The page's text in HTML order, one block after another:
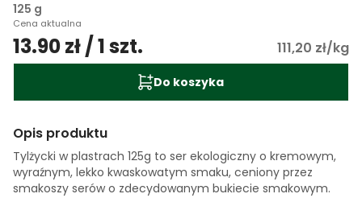
125 g
Cena aktualna
13.90 zł / 1 szt. 111,20 zł/kg
Do koszyka
Opis produktu
Tylżycki w plastrach 125g to ser ekologiczny o kremowym,
wyraźnym, lekko kwaskowatym smaku, ceniony przez
smakoszy serów o zdecydowanym bukiecie smakowym.